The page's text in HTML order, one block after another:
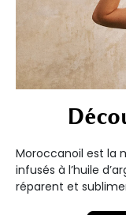
Moroccanoil est la
infusés à l’huile
réparent et